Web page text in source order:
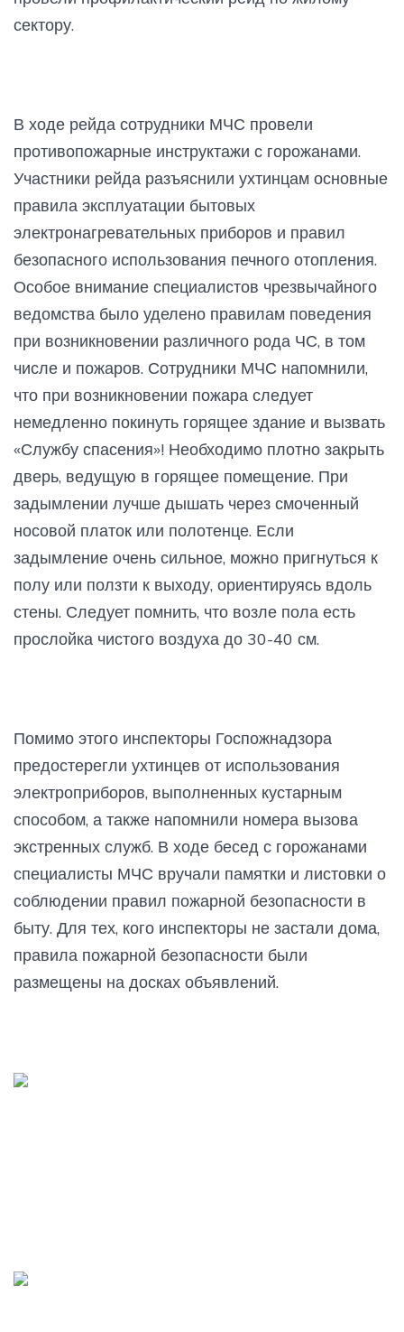
сектору.
В ходе рейда сотрудники МЧС провели
противопожарные инструктажи с горожанами.
Участники рейда разъяснили ухтинцам основные
правила эксплуатации бытовых
электронагревательных приборов и правил
безопасного использования печного отопления.
Особое внимание специалистов чрезвычайного
ведомства было уделено правилам поведения
при возникновении различного рода ЧС, в том
числе и пожаров. Сотрудники МЧС напомнили,
что при возникновении пожара следует
немедленно покинуть горящее здание и вызвать
«Службу спасения»! Необходимо плотно закрыть
дверь, ведущую в горящее помещение. При
задымлении лучше дышать через смоченный
носовой платок или полотенце. Если
задымление очень сильное, можно пригнуться к
полу или ползти к выходу, ориентируясь вдоль
стены. Следует помнить, что возле пола есть
прослойка чистого воздуха до 30-40 см.
Помимо этого инспекторы Госпожнадзора
предостерегли ухтинцев от использования
электроприборов, выполненных кустарным
способом, а также напомнили номера вызова
экстренных служб. В ходе бесед с горожанами
специалисты МЧС вручали памятки и листовки о
соблюдении правил пожарной безопасности в
быту. Для тех, кого инспекторы не застали дома,
правила пожарной безопасности были
размещены на досках объявлений.